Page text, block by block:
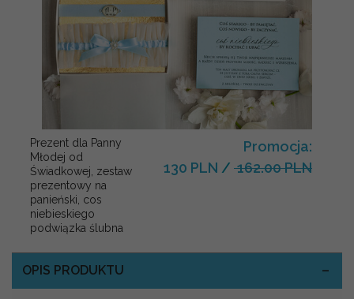
Prezent dla Panny
Młodej od
Świadkowej, zestaw
prezentowy na
panieński, cos
niebieskiego
podwiązka ślubna
Promocja:
130 PLN / 162.00 PLN
OPIS PRODUKTU